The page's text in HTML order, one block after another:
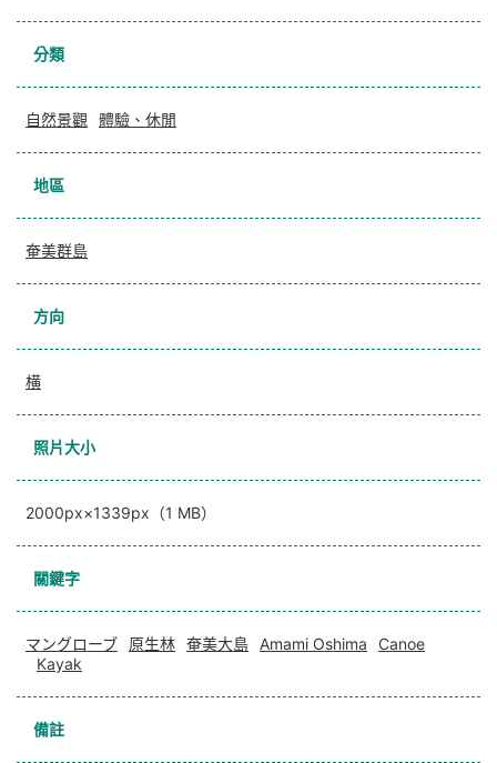
分類
自然景觀 體驗、休閒
地區
奄美群島
方向
横
照片大小
2000px×1339px（1 MB）
關鍵字
マングローブ 原生林 奄美大島 Amami Oshima
Canoe
Kayak
備註